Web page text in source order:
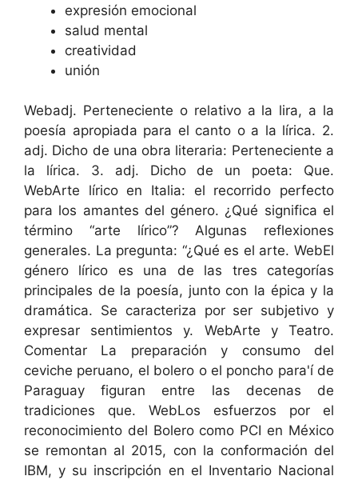
expresión emocional
salud mental
creatividad
unión
Webadj. Perteneciente o relativo a la lira, a la
poesía apropiada para el canto o a la lírica. 2.
adj. Dicho de una obra literaria: Perteneciente a
la lírica. 3. adj. Dicho de un poeta: Que.
WebArte lírico en Italia: el recorrido perfecto
para los amantes del género. ¿Qué significa el
término “arte lírico”? Algunas reflexiones
generales. La pregunta: “¿Qué es el arte. WebEl
género lírico es una de las tres categorías
principales de la poesía, junto con la épica y la
dramática. Se caracteriza por ser subjetivo y
expresar sentimientos y. WebArte y Teatro.
Comentar La preparación y consumo del
ceviche peruano, el bolero o el poncho para'í de
Paraguay figuran entre las decenas de
tradiciones que. WebLos esfuerzos por el
reconocimiento del Bolero como PCI en México
se remontan al 2015, con la conformación del
IBM, y su inscripción en el Inventario Nacional